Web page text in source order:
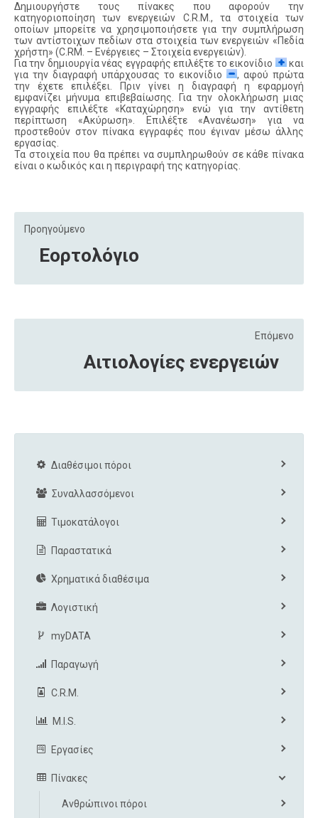
Δημιουργήστε τους πίνακες που αφορούν την
κατηγοριοποίηση των ενεργειών C.R.M., τα στοιχεία των
οποίων μπορείτε να χρησιμοποιήσετε για την συμπλήρωση
των αντίστοιχων πεδίων στα στοιχεία των ενεργειών «Πεδία
χρήστη» (C.RM. – Ενέργειες – Στοιχεία ενεργειών).
Για την δημιουργία νέας εγγραφής επιλέξτε το εικονίδιο
και
για την διαγραφή υπάρχουσας το εικονίδιο
, αφού πρώτα
την έχετε επιλέξει. Πριν γίνει η διαγραφή η εφαρμογή
εμφανίζει μήνυμα επιβεβαίωσης. Για την ολοκλήρωση μιας
εγγραφής επιλέξτε «Καταχώρηση» ενώ για την αντίθετη
περίπτωση «Ακύρωση». Επιλέξτε «Ανανέωση» για να
προστεθούν στον πίνακα εγγραφές που έγιναν μέσω άλλης
εργασίας.
Τα στοιχεία που θα πρέπει να συμπληρωθούν σε κάθε πίνακα
είναι ο κωδικός και η περιγραφή της κατηγορίας.
Προηγούμενο
Εορτολόγιο
Επόμενο
Αιτιολογίες ενεργειών
Διαθέσιμοι πόροι
Συναλλασσόμενοι
Τιμοκατάλογοι
Παραστατικά
Χρηματικά διαθέσιμα
Λογιστική
myDATA
Παραγωγή
C.R.M.
M.I.S.
Εργασίες
Πίνακες
Ανθρώπινοι πόροι